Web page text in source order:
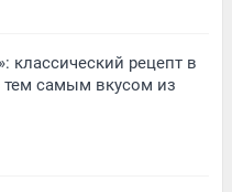
классический рецепт в
самым вкусом из